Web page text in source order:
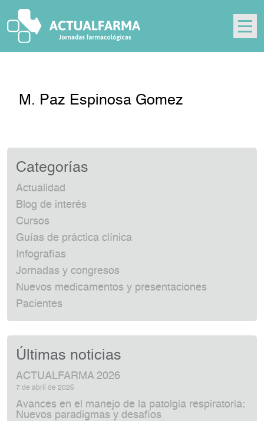
content
M. Paz Espinosa Gomez
Categorías
Actualidad
Blog de interés
Cursos
Guías de práctica clínica
Infografías
Jornadas y congresos
Nuevos medicamentos y presentaciones
Pacientes
Últimas noticias
ACTUALFARMA 2026
7 de abril de 2026
Avances en el manejo de la patolgia respiratoria:
Nuevos paradigmas y desafíos